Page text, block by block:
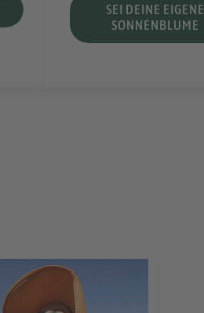
SEI DEINE EIGENE
SONNENBLUME